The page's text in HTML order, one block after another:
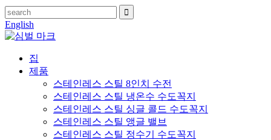
English
집
제품
스테인레스 스틸 8인치 수전
스테인레스 스틸 냉온수 수도꼭지
스테인레스 스틸 싱글 콜드 수도꼭지
스테인레스 스틸 앵글 밸브
스테인레스 스틸 정수기 수도꼭지